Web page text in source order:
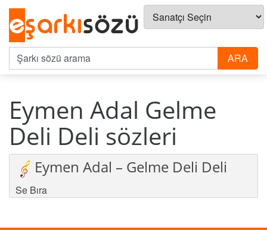
Eymen Adal Gelme
Deli Deli sözleri
Eymen Adal – Gelme Deli Deli
Se Bıra